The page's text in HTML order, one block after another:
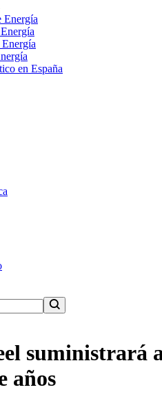
Energía
en España
suministrará
años